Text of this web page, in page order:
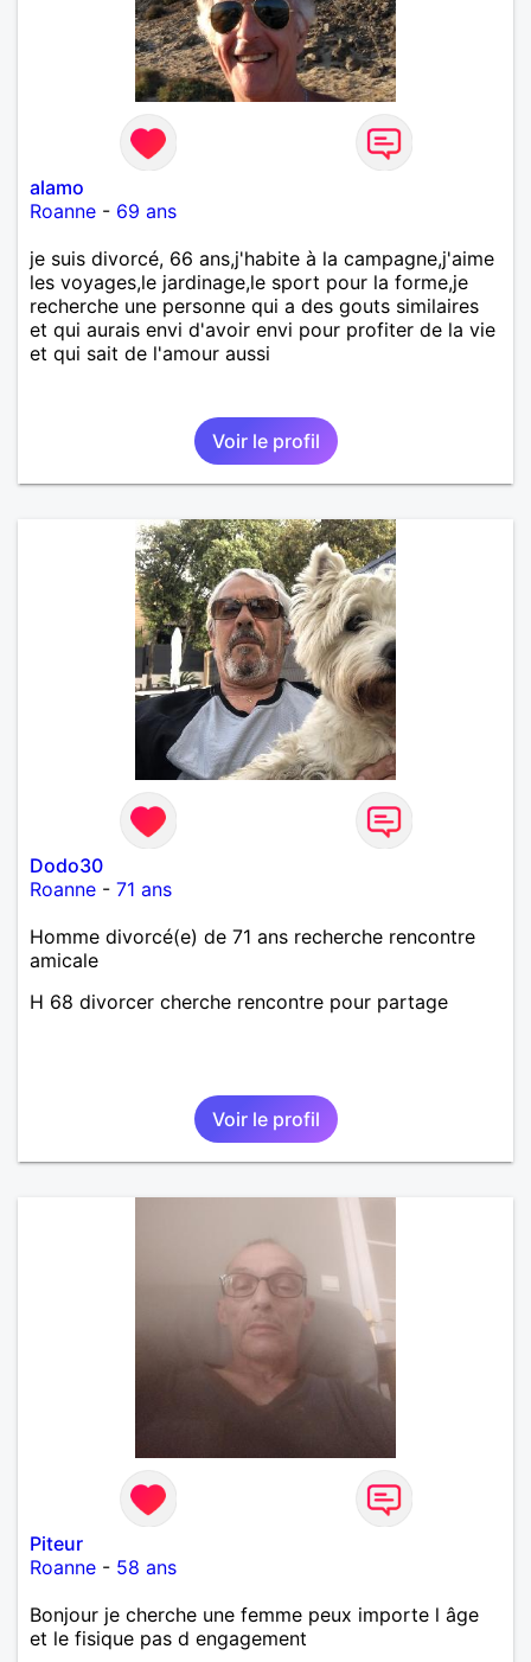
alamo
Roanne - 69 ans
je suis divorcé, 66 ans,j'habite à la campagne,j'aime
les voyages,le jardinage,le sport pour la forme,je
recherche une personne qui a des gouts similaires
et qui aurais envi d'avoir envi pour profiter de la vie
et qui sait de l'amour aussi
Voir le profil
Dodo30
Roanne - 71 ans
Homme divorcé(e) de 71 ans recherche rencontre
amicale
H 68 divorcer cherche rencontre pour partage
Voir le profil
Piteur
Roanne - 58 ans
Bonjour je cherche une femme peux importe l âge
et le fisique pas d engagement